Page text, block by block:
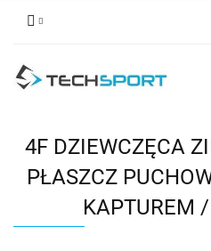
4F DZIEWCZĘCA
PŁASZCZ
KAPTUREM